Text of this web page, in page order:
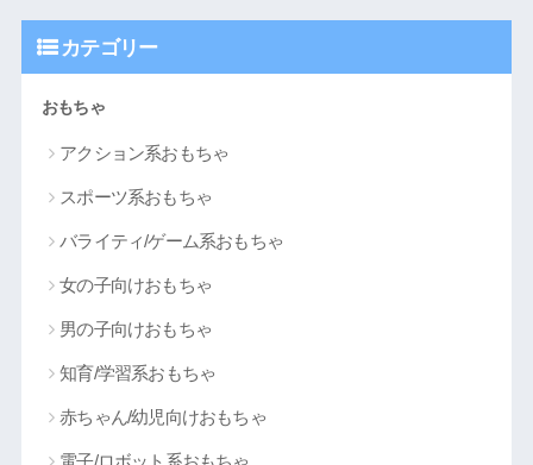
カテゴリー
おもちゃ
アクション系おもちゃ
スポーツ系おもちゃ
バライティ/ゲーム系おもちゃ
女の子向けおもちゃ
男の子向けおもちゃ
知育/学習系おもちゃ
赤ちゃん/幼児向けおもちゃ
電子/ロボット系おもちゃ